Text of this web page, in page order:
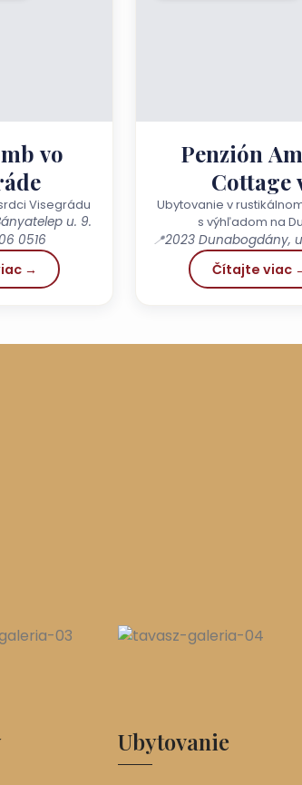
vo
Visegrádu
u. 9.
0516
→
Penzión
Cottage
Ubytovanie v
s výhľadom na
📍
Čítajte viac
Ubytovanie